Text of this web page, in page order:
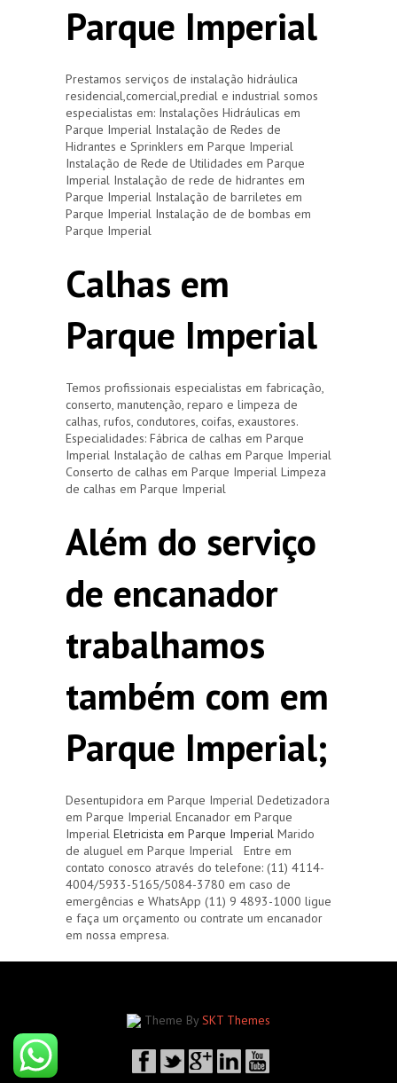
Parque Imperial
Prestamos serviços de instalação hidráulica
residencial,comercial,predial e industrial somos
especialistas em: Instalações Hidráulicas em
Parque Imperial Instalação de Redes de
Hidrantes e Sprinklers em Parque Imperial
Instalação de Rede de Utilidades em Parque
Imperial Instalação de rede de hidrantes em
Parque Imperial Instalação de barriletes em
Parque Imperial Instalação de de bombas em
Parque Imperial
Calhas em
Parque Imperial
Temos profissionais especialistas em fabricação,
conserto, manutenção, reparo e limpeza de
calhas, rufos, condutores, coifas, exaustores.
Especialidades: Fábrica de calhas em Parque
Imperial Instalação de calhas em Parque Imperial
Conserto de calhas em Parque Imperial Limpeza
de calhas em Parque Imperial
Além do serviço
de encanador
trabalhamos
também com em
Parque Imperial;
Desentupidora em Parque Imperial Dedetizadora
em Parque Imperial Encanador em Parque
Imperial Eletricista em Parque Imperial Marido
de aluguel em Parque Imperial Entre em
contato conosco através do telefone: (11) 4114-
4004/5933-5165/5084-3780 em caso de
emergências e WhatsApp (11) 9 4893-1000 ligue
e faça um orçamento ou contrate um encanador
em nossa empresa.
Theme By SKT Themes